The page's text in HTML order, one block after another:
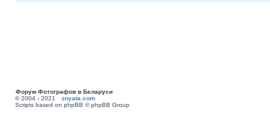
Форум Фотографов в Беларуси
© 2004 - 2021 znyata.com
Scripts based on phpBB © phpBB Group